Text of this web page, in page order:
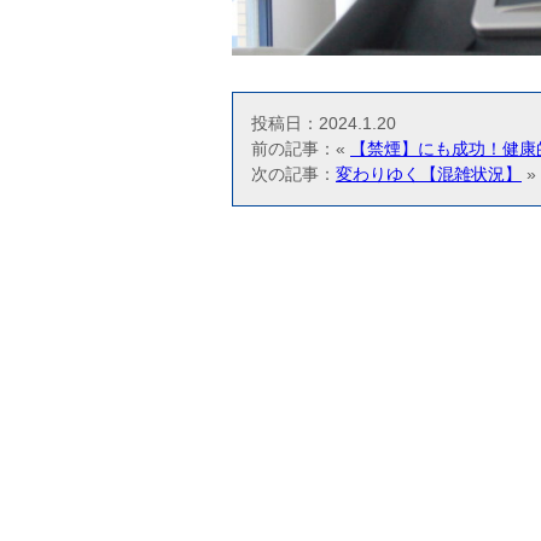
投稿日：2024.1.20
前の記事：«
【禁煙】にも成功！健
次の記事： 変わりゆく【混雑状況】 »